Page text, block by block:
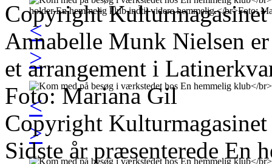
<
>
<
>
Copyright
Annabelle Munk Nielsen
et arrangement i
Foto: Mariana Gil
Copyright
Sidste år præsenterede En